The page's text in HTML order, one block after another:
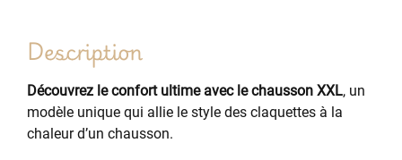
Description
Découvrez le confort ultime avec le chausson XXL, un
modèle unique qui allie le style des claquettes à la
chaleur d’un chausson.